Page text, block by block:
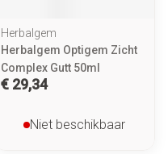
Herbalgem
Herbalgem Optigem Zicht
Complex Gutt 50ml
€ 29,34
Niet beschikbaar